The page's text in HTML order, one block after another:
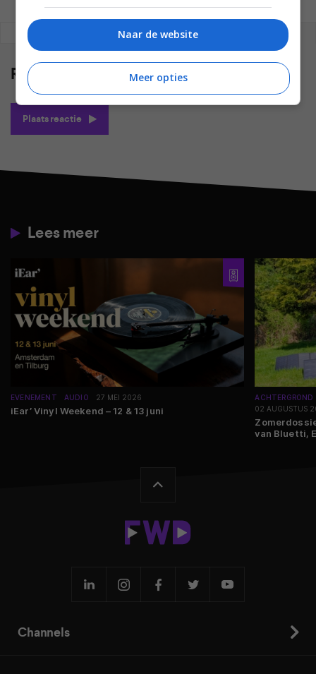
Reacties
Plaats reactie
Lees meer
EVENEMENT AUDIO 27 MEI 2026
iEar’ Vinyl Weekend – 12 & 13 juni
ACHTERGROND
02 AUGUSTUS
van Bluetti,
Channels
Naar de website
Meer opties